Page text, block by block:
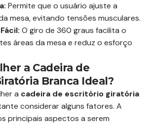
Permite que o usuário ajuste a
mesa, evitando tensões musculares.
O giro de 360 graus facilita o
áreas da mesa e reduz o esforço
a Cadeira de
Branca Ideal?
a cadeira de escritório giratória
considerar alguns fatores. A
principais aspectos a serem